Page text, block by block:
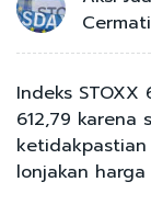
Indeks STOXX
612,79 karena
ketidakpastian
lonjakan harga